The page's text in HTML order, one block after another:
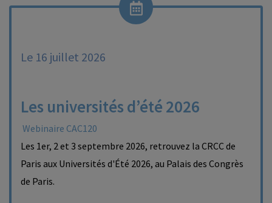
Le 16 juillet 2026
Les universités d’été 2026
Webinaire CAC120
Les 1er, 2 et 3 septembre 2026, retrouvez la CRCC de
Paris aux Universités d'Été 2026, au Palais des Congrès
de Paris.